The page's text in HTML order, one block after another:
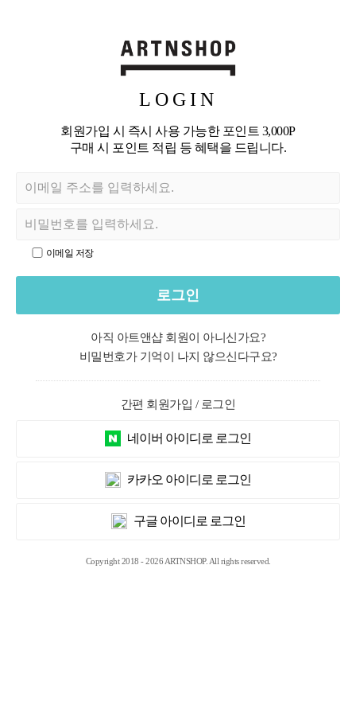
LOGIN
회원가입 시 즉시 사용 가능한 포인트 3,000P
구매 시 포인트 적립 등 혜택을 드립니다.
이메일 저장
로그인
아직 아트앤샵 회원이 아니신가요?
비밀번호가 기억이 나지 않으신다구요?
간편 회원가입 / 로그인
네이버 아이디로 로그인
카카오 아이디로 로그인
구글 아이디로 로그인
Copyright 2018 - 2026 ARTNSHOP. All rights reserved.